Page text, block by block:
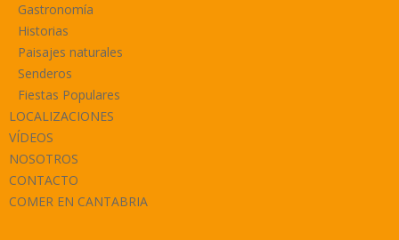
Gastronomía
Historias
Paisajes naturales
Senderos
Fiestas Populares
LOCALIZACIONES
VÍDEOS
NOSOTROS
CONTACTO
COMER EN CANTABRIA